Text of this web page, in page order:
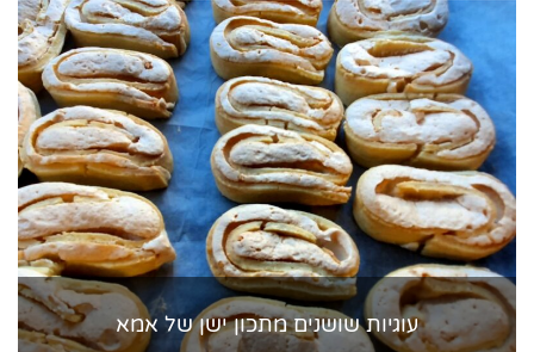
עוגיות שושנים מתכון ישן של אמא